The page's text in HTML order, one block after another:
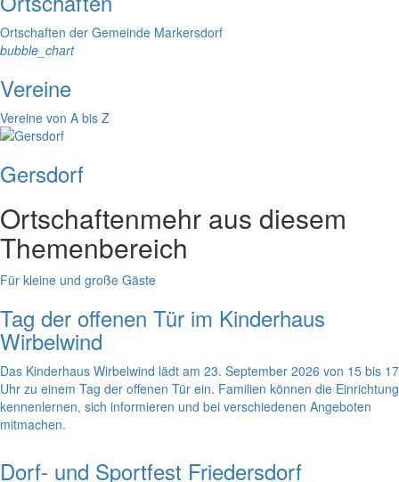
Ortschaften der Gemeinde Markersdorf
bubble_chart
Vereine
Vereine von A bis Z
Gersdorf
Ortschaftenmehr aus diesem
Themenbereich
Für kleine und große Gäste
Tag der offenen Tür im Kinderhaus
Wirbelwind
Das Kinderhaus Wirbelwind lädt am 23. September 2026 von 15 bis 17
Uhr zu einem Tag der offenen Tür ein. Familien können die Einrichtung
kennenlernen, sich informieren und bei verschiedenen Angeboten
mitmachen.
Dorf- und Sportfest Friedersdorf